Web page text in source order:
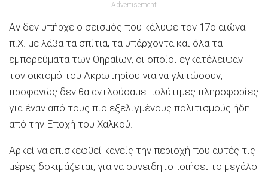
Advertisement
Αν δεν υπήρχε ο σεισμός που κάλυψε τον 17ο αιώνα
π.Χ. με λάβα τα σπίτια, τα υπάρχοντα και όλα τα
εμπορεύματα των Θηραίων, οι οποίοι εγκατέλειψαν
τον οικισμό του Ακρωτηρίου για να γλιτώσουν,
προφανώς δεν θα αντλούσαμε πολύτιμες πληροφορίες
για έναν από τους πιο εξελιγμένους πολιτισμούς ήδη
από την Εποχή του Χαλκού.
Αρκεί να επισκεφθεί κανείς την περιοχή που αυτές τις
μέρες δοκιμάζεται, για να συνειδητοποιήσει το μεγάλο